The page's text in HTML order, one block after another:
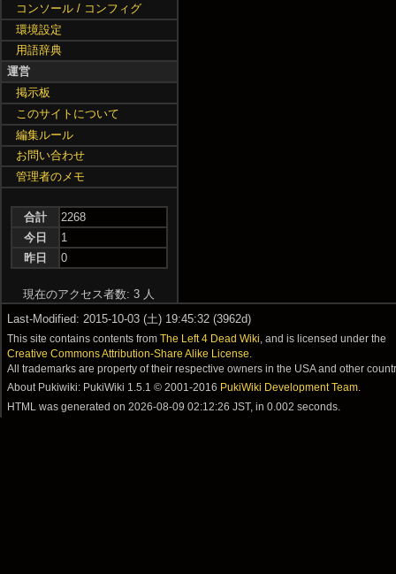
コンソール / コンフィグ
環境設定
用語辞典
運営
掲示板
このサイトについて
編集ルール
お問い合わせ
管理者のメモ
合計
2268
今日
1
昨日
0
現在のアクセス者数: 3 人
Last-Modified: 2015-10-03 (土) 19:45:32 (3962d)
This site contains contents fromThe Left 4 Dead Wiki , and is licensed under the
Creative Commons Attribution-Share Alike License
All trademarks are property of their respective owners in the USA and other
About Pukiwiki: PukiWiki 1.5.1 © 2001-2016 PukiWiki Development Team.
HTML was generated on2026-08-09 02:12:26 JST , in 0.002 seconds.